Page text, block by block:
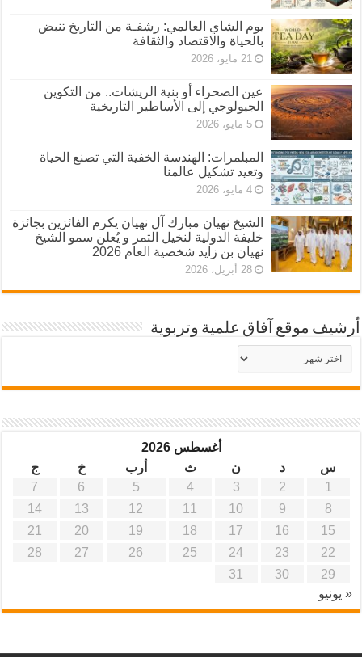
يوم الشاي العالمي: رشفـة من التاريخ تنبض
بالحياة والاقتصاد والثقافة
21 مايو، 2026
عين الصحراء أو بنية الريشات.. من التكوين
الجيولوجي إلى الأساطير التاريخية
5 مايو، 2026
المبلمرات: الهندسة الخفية التي تصنع الحياة
وتعيد تشكيل عالمنا
4 مايو، 2026
الشيخ نهيان مبارك آل نهيان يكرم الفائزين بجائزة
خليفة الدولية لنخيل التمر و يُعلن سمو الشيخ
نهيان بن زايد شخصية العام 2026
28 أبريل، 2026
أرشيف موقع آفاق علمية وتربوية
أرشيف
موقع
أغسطس 2026
س
د ن ث أرب خ
ج
1
2
3
4
5
6
7
8
9
10
11
12
13
14
15
16
17
18
19
20
21
22
23
24
25
26
27
28
29
30
31
« يونيو